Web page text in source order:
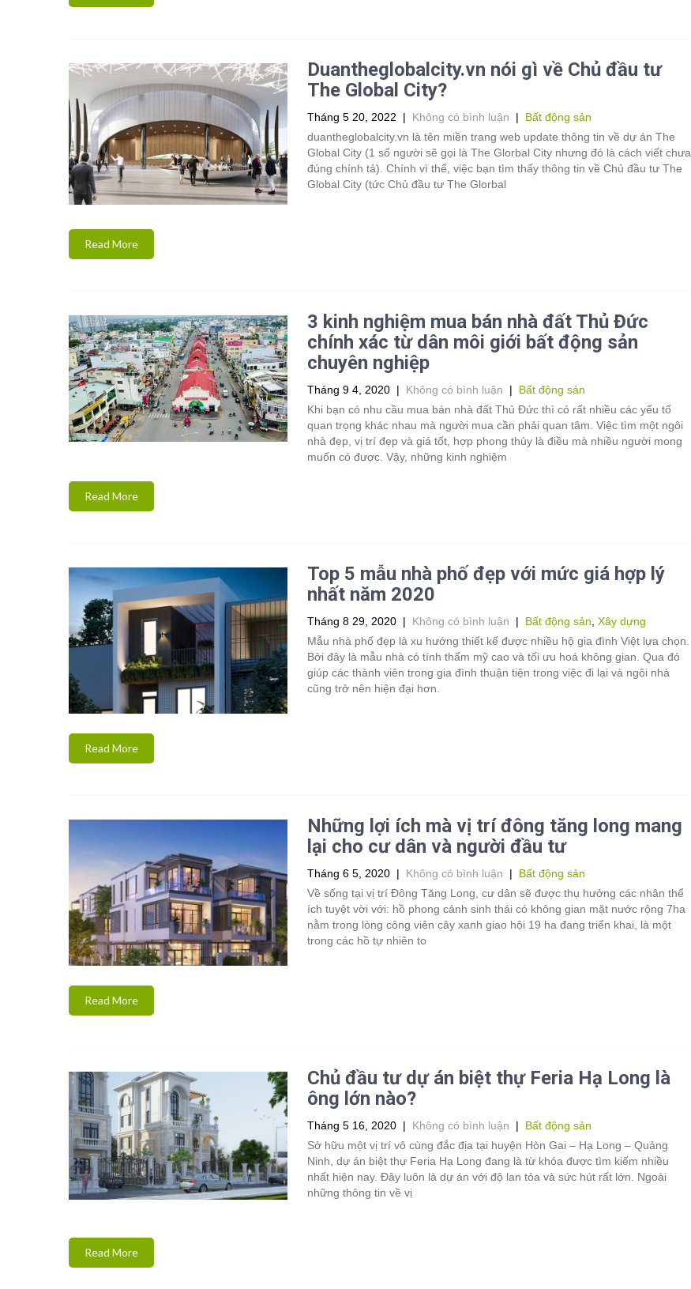
Duantheglobalcity.vn nói gì về Chủ đầu tư
The Global City?
Tháng 5 20, 2022 | Không có bình luận | Bất động sản
duantheglobalcity.vn là tên miền trang web update thông tin về dự án The
Global City (1 số người sẽ gọi là The Glorbal City nhưng đó là cách viết chưa
đúng chính tả). Chính vì thế, việc bạn tìm thấy thông tin về Chủ đầu tư The
Global City (tức Chủ đầu tư The Glorbal
Read More
3 kinh nghiệm mua bán nhà đất Thủ Đức
chính xác từ dân môi giới bất động sản
chuyên nghiệp
Tháng 9 4, 2020 | Không có bình luận | Bất động sản
Khi bạn có nhu cầu mua bán nhà đất Thủ Đức thì có rất nhiều các yếu tố
quan trọng khác nhau mà người mua cần phải quan tâm. Việc tìm một ngôi
nhà đẹp, vị trí đẹp và giá tốt, hợp phong thủy là điều mà nhiều người mong
muốn có được. Vậy, những kinh nghiệm
Read More
Top 5 mẫu nhà phố đẹp với mức giá hợp lý
nhất năm 2020
Tháng 8 29, 2020 | Không có bình luận | Bất động sản Xây dựng
Mẫu nhà phố đẹp là xu hướng thiết kế được nhiều hộ gia đình Việt lựa chọn.
Bởi đây là mẫu nhà có tính thẩm mỹ cao và tối ưu hoá không gian. Qua đó
giúp các thành viên trong gia đình thuận tiện trong việc đi lại và ngôi nhà
cũng trở nên hiện đại hơn.
Read More
Những lợi ích mà vị trí đông tăng long mang
lại cho cư dân và người đầu tư
Tháng 6 5, 2020 | Không có bình luận | Bất động sản
Về sống tại vị trí Đông Tăng Long, cư dân sẽ được thụ hưởng các nhân thể
ích tuyệt vời với: hồ phong cảnh sinh thái có không gian mặt nước rộng 7ha
nằm trong lòng công viên cây xanh giao hội 19 ha đang triển khai, là một
trong các hồ tự nhiên to
Read More
Chủ đầu tư dự án biệt thự Feria Hạ Long là
ông lớn nào?
Tháng 5 16, 2020 | Không có bình luận | Bất động sản
Sở hữu một vị trí vô cùng đắc địa tại huyện Hòn Gai – Hạ Long – Quảng
Ninh, dự án biệt thự Feria Hạ Long đang là từ khóa được tìm kiếm nhiều
nhất hiện nay. Đây luôn là dự án với độ lan tỏa và sức hút rất lớn. Ngoài
những thông tin về vị
Read More